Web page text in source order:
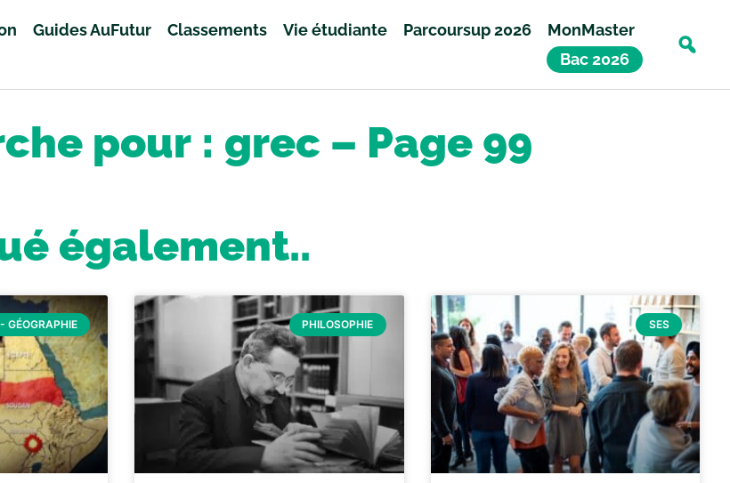
Guides AuFutur Classements Vie étudiante Parcoursup 2026
MonMaster
Bac 2026
pour : grec – Page 99
également..
GÉOGRAPHIE PHILOSOPHIE SES